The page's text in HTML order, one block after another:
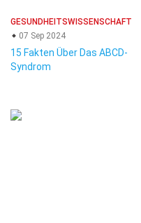
GESUNDHEITSWISSENSCHAFT
07 Sep 2024
15 Fakten Über Das ABCD-
Syndrom